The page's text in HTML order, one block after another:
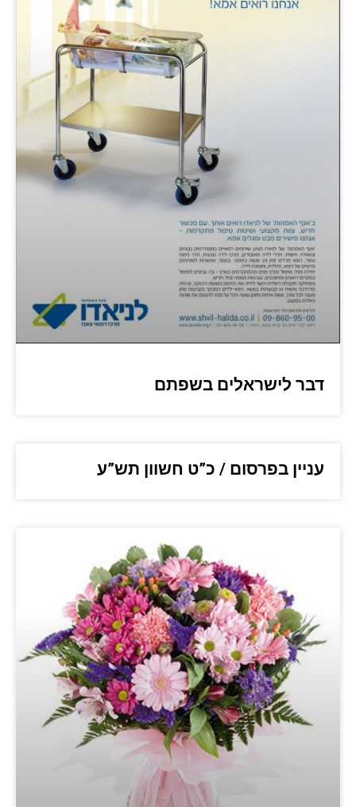
דבר לישראלים בשפתם
עניין בפרסום / כ”ט חשוון תש”ע